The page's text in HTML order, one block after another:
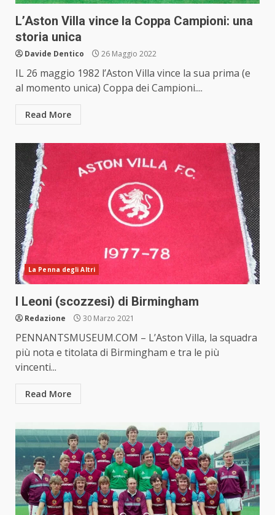
L’Aston Villa vince la Coppa Campioni: una
storia unica
Davide Dentico 26 Maggio 2022
IL 26 maggio 1982 l’Aston Villa vince la sua prima (e
al momento unica) Coppa dei Campioni....
Read More
La Penna degli Altri
I Leoni (scozzesi) di Birmingham
Redazione 30 Marzo 2021
PENNANTSMUSEUM.COM – L’Aston Villa, la squadra
più nota e titolata di Birmingham e tra le più
vincenti...
Read More